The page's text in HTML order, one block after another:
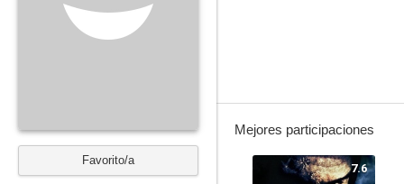
Favorito/a
Mejores participaciones
7.6